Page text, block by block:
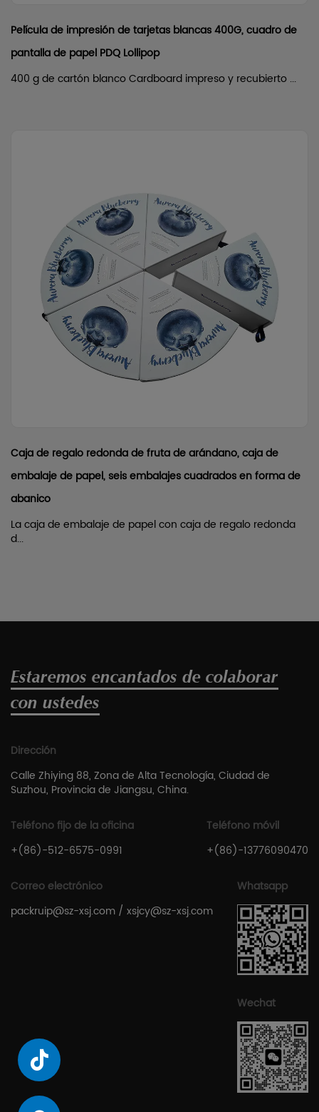
Película de impresión de tarjetas blancas 400G, cuadro de
pantalla de papel PDQ Lollipop
400 g de cartón blanco Cardboard impreso y recubierto ...
Caja de regalo redonda de fruta de arándano, caja de
embalaje de papel, seis embalajes cuadrados en forma de
abanico
La caja de embalaje de papel con caja de regalo redonda
d...
Estaremos encantados de colaborar
con ustedes
Dirección
Calle Zhiying 88, Zona de Alta Tecnología, Ciudad de
Suzhou, Provincia de Jiangsu, China.
Teléfono fijo de la oficina
+(86)-512-6575-0991
Teléfono móvil
+(86)-13776090470
Correo electrónico
packruip@sz-xsj.com / xsjcy@sz-xsj.com
Whatsapp
Wechat